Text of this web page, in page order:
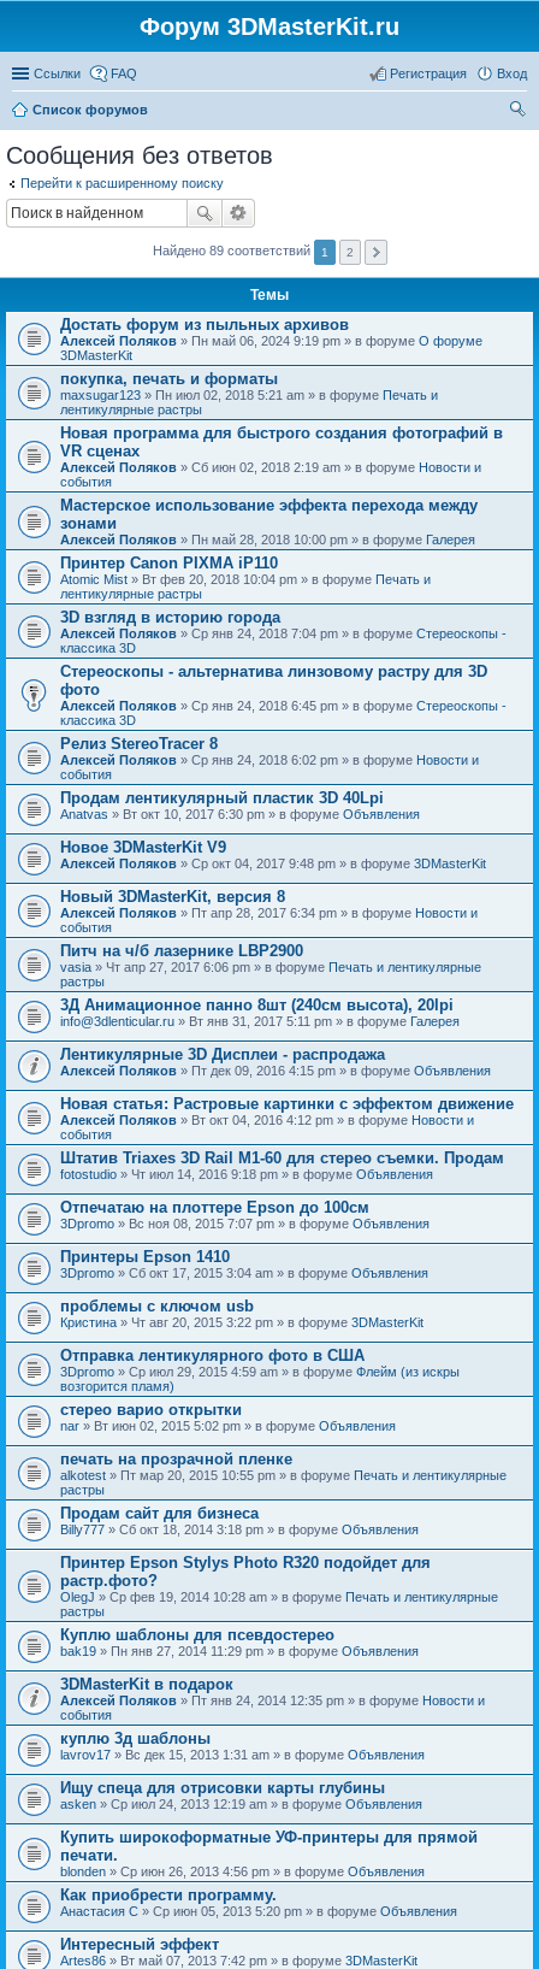
Форум 3DMasterKit.ru
Ссылки FAQ Вход
Регистрация
Список форумов
Сообщения без ответов
Перейти к расширенному поиску
Найдено 89 соответствий 1 2
Темы
Достать форум из пыльных архивов
Алексей Поляков » Пн май 06, 2024 9:19 pm » в форуме О форуме
3DMasterKit
покупка, печать и форматы
maxsugar123 » Пн июл 02, 2018 5:21 am » в форуме Печать и
лентикулярные растры
Новая программа для быстрого создания фотографий в
VR сценах
Алексей Поляков » Сб июн 02, 2018 2:19 am » в форуме Новости и
события
Мастерское использование эффекта перехода между
зонами
Алексей Поляков » Пн май 28, 2018 10:00 pm » в форуме Галерея
Принтер Canon PIXMA iP110
Atomic Mist » Вт фев 20, 2018 10:04 pm » в форуме Печать и
лентикулярные растры
3D взгляд в историю города
Алексей Поляков » Ср янв 24, 2018 7:04 pm » в форуме Стереоскопы -
классика 3D
Стереоскопы - альтернатива линзовому растру для 3D
фото
Алексей Поляков » Ср янв 24, 2018 6:45 pm » в форуме Стереоскопы -
классика 3D
Релиз StereoTracer 8
Алексей Поляков » Ср янв 24, 2018 6:02 pm » в форуме Новости и
события
Продам лентикулярный пластик 3D 40Lpi
Anatvas » Вт окт 10, 2017 6:30 pm » в форуме Объявления
Новое 3DMasterKit V9
Алексей Поляков » Ср окт 04, 2017 9:48 pm » в форуме 3DMasterKit
Новый 3DMasterKit, версия 8
Алексей Поляков » Пт апр 28, 2017 6:34 pm » в форуме Новости и
события
Питч на ч/б лазернике LBP2900
vasia » Чт апр 27, 2017 6:06 pm » в форуме Печать и лентикулярные
растры
3Д Анимационное панно 8шт (240см высота), 20lpi
info@3dlenticular.ru » Вт янв 31, 2017 5:11 pm » в форуме Галерея
Лентикулярные 3D Дисплеи - распродажа
Алексей Поляков » Пт дек 09, 2016 4:15 pm » в форуме Объявления
Новая статья: Растровые картинки с эффектом движение
Алексей Поляков » Вт окт 04, 2016 4:12 pm » в форуме Новости и
события
Штатив Triaxes 3D Rail M1-60 для стерео съемки. Продам
fotostudio » Чт июл 14, 2016 9:18 pm » в форуме Объявления
Отпечатаю на плоттере Epson до 100см
3Dpromo » Вс ноя 08, 2015 7:07 pm » в форуме Объявления
Принтеры Epson 1410
3Dpromo » Сб окт 17, 2015 3:04 am » в форуме Объявления
проблемы с ключом usb
Кристина » Чт авг 20, 2015 3:22 pm » в форуме 3DMasterKit
Отправка лентикулярного фото в США
3Dpromo » Ср июл 29, 2015 4:59 am » в форуме Флейм (из искры
возгорится пламя)
стерео варио открытки
nar » Вт июн 02, 2015 5:02 pm » в форуме Объявления
печать на прозрачной пленке
alkotest » Пт мар 20, 2015 10:55 pm » в форуме Печать и лентикулярные
растры
Продам сайт для бизнеса
Billy777 » Сб окт 18, 2014 3:18 pm » в форуме Объявления
Принтер Epson Stylys Photo R320 подойдет для
растр.фото?
OlegJ » Ср фев 19, 2014 10:28 am » в форуме Печать и лентикулярные
растры
Куплю шаблоны для псевдостерео
bak19 » Пн янв 27, 2014 11:29 pm » в форуме Объявления
3DMasterKit в подарок
Алексей Поляков » Пт янв 24, 2014 12:35 pm » в форуме Новости и
события
куплю 3д шаблоны
lavrov17 » Вс дек 15, 2013 1:31 am » в форуме Объявления
Ищу спеца для отрисовки карты глубины
asken » Ср июл 24, 2013 12:19 am » в форуме Объявления
Купить широкоформатные УФ-принтеры для прямой
печати.
blonden » Ср июн 26, 2013 4:56 pm » в форуме Объявления
Как приобрести программу.
Анастасия С » Ср июн 05, 2013 5:20 pm » в форуме Объявления
Интересный эффект
Artes86 » Вт май 07, 2013 7:42 pm » в форуме 3DMasterKit